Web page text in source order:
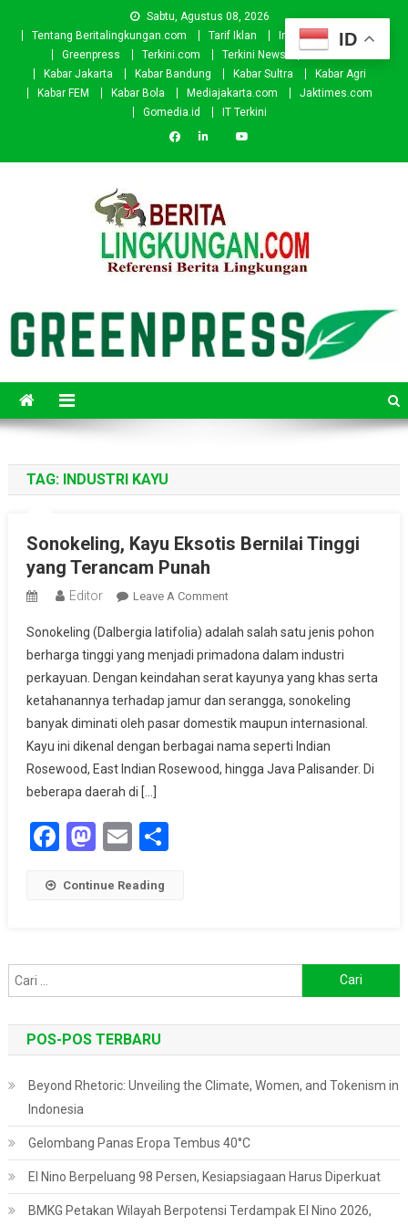
Sabtu, Agustus 08, 2026
Tentang Beritalingkungan.com
Tarif Iklan Investor
Donasi
Greenpress
Terkini.com Terkini News
Kabar.id
Kabar Jakarta
Kabar Bandung Kabar Sultra
Kabar Agri
Kabar FEM
Kabar Bola Mediajakarta.com
Jaktimes.com
Gomedia.id
IT Terkini
TAG: INDUSTRI KAYU
Sonokeling, Kayu Eksotis Bernilai Tinggi
yang Terancam Punah
Editor Leave A CommentOn
Kayu
Eksotis
Bernilai
Tinggi
Yang
Terancam
Punah
Sonokeling (Dalbergia latifolia) adalah salah satu jenis pohon
berharga tinggi yang menjadi primadona dalam industri
perkayuan. Dengan keindahan serat kayunya yang khas serta
ketahanannya terhadap jamur dan serangga, sonokeling
banyak diminati oleh pasar domestik maupun internasional.
Kayu ini dikenal dengan berbagai nama seperti Indian
Rosewood, East Indian Rosewood, hingga Java Palisander. Di
beberapa daerah di […]
Facebook
Mastodon
EmailShare
Continue Reading
untuk:
POS-POS TERBARU
Beyond Rhetoric: Unveiling the Climate, Women, and Tokenism in
Indonesia
Gelombang Panas Eropa Tembus 40°C
El Nino Berpeluang 98 Persen, Kesiapsiagaan Harus Diperkuat
BMKG Petakan Wilayah Berpotensi Terdampak El Nino 2026,
ID